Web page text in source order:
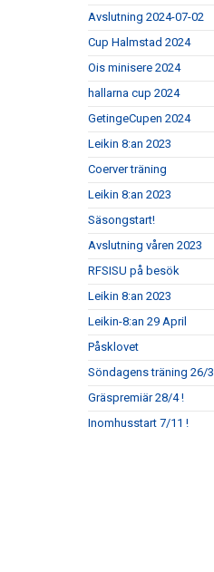
Avslutning 2024-07-02
Cup Halmstad 2024
Ois minisere 2024
hallarna cup 2024
GetingeCupen 2024
Leikin 8:an 2023
Coerver träning
Leikin 8:an 2023
Säsongstart!
Avslutning våren 2023
RFSISU på besök
Leikin 8:an 2023
Leikin-8:an 29 April
Påsklovet
Söndagens träning 26/3
Gräspremiär 28/4 !
Inomhusstart 7/11 !